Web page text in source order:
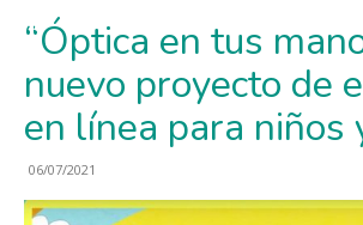
Milenio
“Óptica en tus
nuevo proyecto de
en línea para niños
06/07/2021